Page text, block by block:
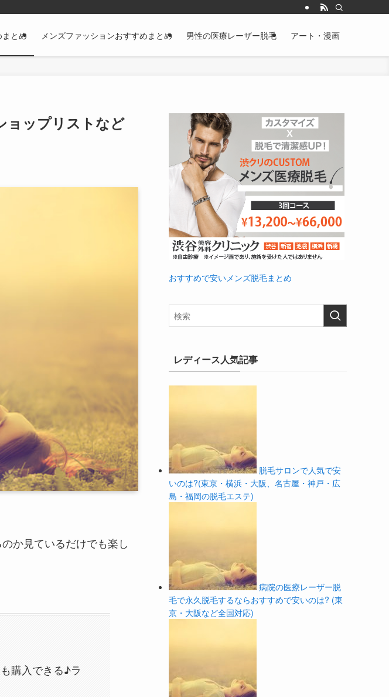
とめ メンズファッションおすすめまとめ 男性の医療レーザー脱毛 アート・漫画
ョップリストなど
か見ているだけでも楽し
購入できる♪ラ
おすすめで安いメンズ脱毛まとめ
レディース人気記事
脱毛サロンで人気で安
いのは?(東京・横浜・大阪、名古屋・神戸・広
島・福岡の脱毛エステ)
病院の医療レーザー脱
毛で永久脱毛するならおすすめで安いのは? (東
京・大阪など全国対応)